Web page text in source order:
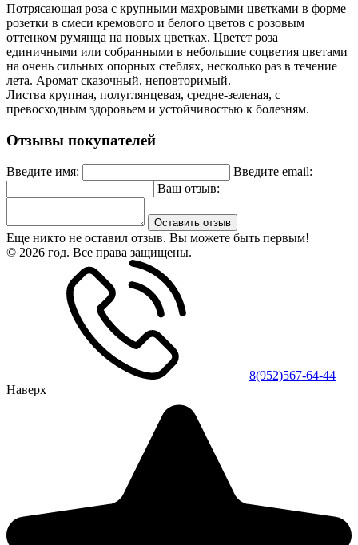
Потрясающая роза с крупными махровыми цветками в форме
розетки в смеси кремового и белого цветов с розовым
оттенком румянца на новых цветках. Цветет роза
единичными или собранными в небольшие соцветия цветами
на очень сильных опорных стеблях, несколько раз в течение
лета. Аромат сказочный, неповторимый.
Листва крупная, полуглянцевая, средне-зеленая, с
превосходным здоровьем и устойчивостью к болезням.
Отзывы покупателей
Введите имя:
Введите email:
Ваш отзыв:
Оставить отзыв
Еще никто не оставил отзыв. Вы можете быть первым!
© 2026 год. Все права защищены.
8(952)567-64-44
Наверх